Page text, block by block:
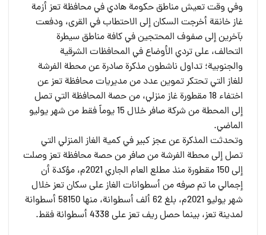
وفي وقت تعيش مناطق حكومة هادي في محافظة تعز أزمة
غاز خانقة أخرجت السكان إلى الاحتطاب في القرى، ودفعت
بآخرين إلى صفوف المحتجين في كافة مناطق سيطرة
التحالف، على تردي الأوضاع في المحافظات الشرقية
والجنوبية؛ تداول ناشطون مذكرة صادرة عن محطة الفرشة
للغاز التي تحتكر تموين عدد من مديريات محافظة تعز عن
اختفاء 18 مقطورة غاز منزلي، من حصة المحافظة التي تصل
إلى المحطة من شركة صافر خلال 15 يوماً فقط من شهر يوليو
الماضي.
وتحدثت المذكرة عن عجز كبير في كمية الغاز المنزلي التي
تصل إلى محطة الفرشة من صافر من حصة محافظة تعز وصلت
إلى 150 مقطورة منذ مطلع العام الجاري 2021م، مؤكدة أن
إجمالي ما تم صرفه من أسطوانات الغاز على سكان تعز خلال
شهر يوليو 2021م، بلغ 62 ألف أسطوانة، منها 58150 أسطوانة
لمدينة تعز، بينما حصل ريف تعز على 4338 أسطوانة فقط.